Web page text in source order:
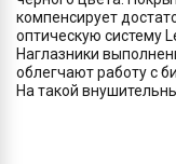
компенсирует
оптическую систему
Наглазники
облегчают работу с
На такой